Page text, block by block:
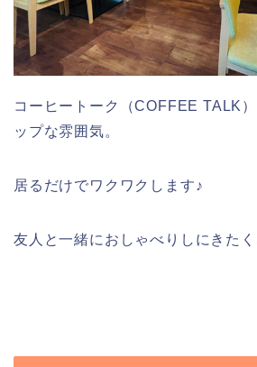
コーヒートーク（COFFEE TALK
ップな雰囲気。
居るだけでワクワクします♪
友人と一緒におしゃべりしにきたく